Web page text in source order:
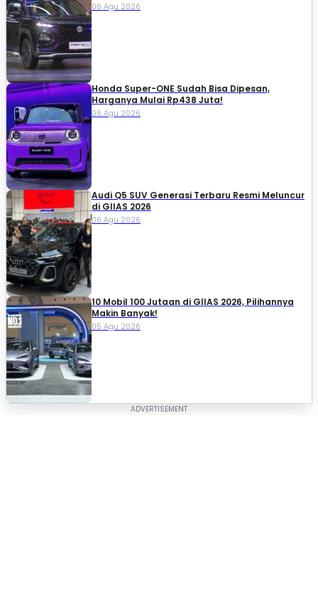
06 Agu 2026
Honda Super-ONE Sudah Bisa Dipesan,
Harganya Mulai Rp438 Juta!
06 Agu 2026
Audi Q5 SUV Generasi Terbaru Resmi Meluncur
di GIIAS 2026
06 Agu 2026
10 Mobil 100 Jutaan di GIIAS 2026, Pilihannya
Makin Banyak!
05 Agu 2026